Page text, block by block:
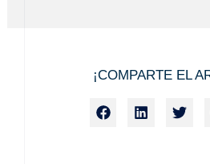
¡COMPARTE EL